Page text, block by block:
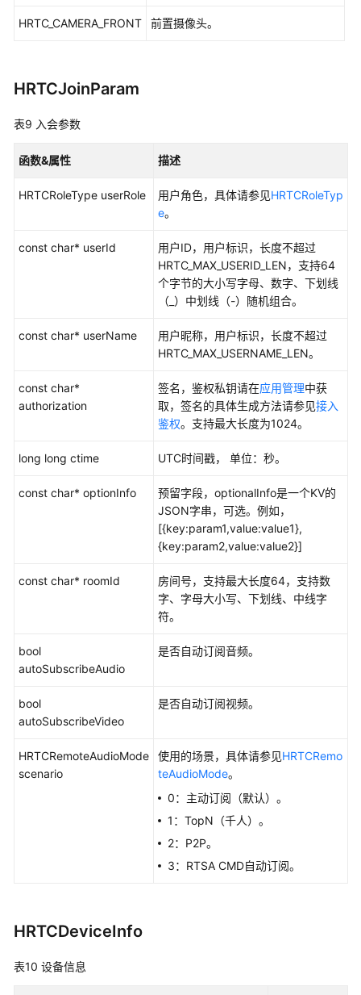
HRTC_CAMERA_FRONT 前置摄像头。
HRTCJoinParam
表9 入会参数
函数&属性 描述
HRTCRoleType userRole 用户角色，具体请参见HRTCRoleTyp
e。
const char* userId
用户ID，用户标识，长度不超过
HRTC_MAX_USERID_LEN，支持64
个字节的大小写字母、数字、下划线
（_）中划线（-）随机组合。
const char* userName
用户昵称，用户标识，长度不超过
HRTC_MAX_USERNAME_LEN。
const char*
authorization
签名，鉴权私钥请在应用管理中获
取，签名的具体生成方法请参见接入
鉴权。支持最大长度为1024。
long long ctime UTC时间戳， 单位：秒。
const char* optionInfo
预留字段，optionalInfo是一个KV的
JSON字串，可选。例如，
[{key:param1,value:value1},
{key:param2,value:value2}]
const char* roomId
房间号，支持最大长度64，支持数
字、字母大小写、下划线、中线字
符。
bool
autoSubscribeAudio
是否自动订阅音频。
bool
autoSubscribeVideo
是否自动订阅视频。
HRTCRemoteAudioMode
scenario
使用的场景，具体请参见HRTCRemo
teAudioMode。
0：主动订阅（默认）。
1：TopN（千人）。
2：P2P。
3：RTSA CMD自动订阅。
HRTCDeviceInfo
表10 设备信息